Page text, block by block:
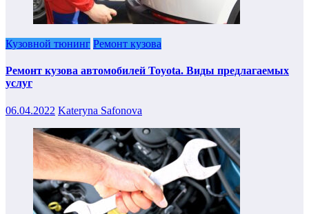
Кузовной тюнинг Ремонт кузова
Ремонт кузова автомобилей Toyota. Виды предлагаемых
услуг
06.04.2022 Kateryna Safonova